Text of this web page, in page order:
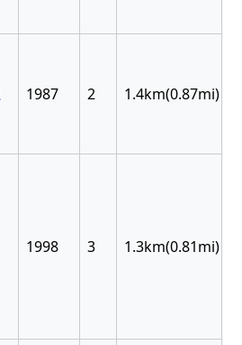
1987 2 1.4km(0.87mi)
1998 3 1.3km(0.81mi)